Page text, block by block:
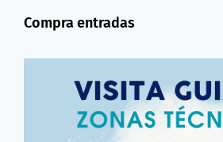
Compra entradas